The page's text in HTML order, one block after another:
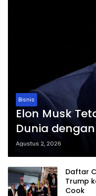
Bisnis
Elon Musk
Dunia
Miliar
Agustus 2, 2026
Daftar
Trump
Cook